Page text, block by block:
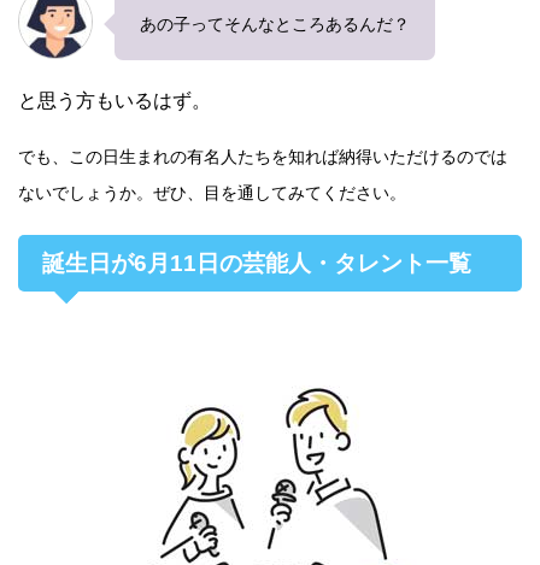
あの子ってそんなところあるんだ？
と思う方もいるはず。
でも、この日生まれの有名人たちを知れば納得いただけるのでは
ないでしょうか。ぜひ、目を通してみてください。
誕生日が6月11日の芸能人・タレント一覧